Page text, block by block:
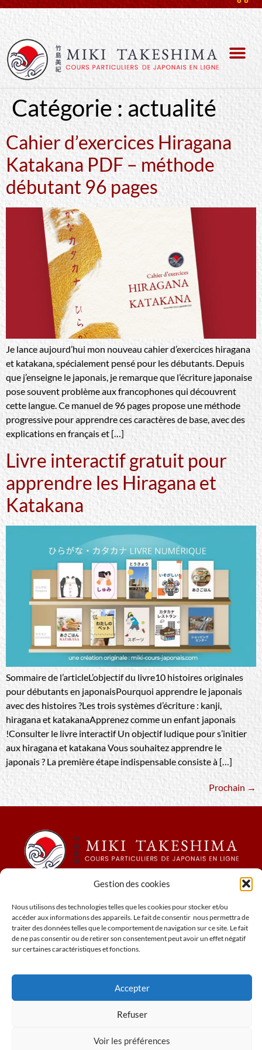
Gestion des cookies
Nous utilisons des technologies telles que les cookies pour stocker et/ou
accéder aux informations des appareils. Le fait de consentir nous permettra de
traiter des données telles que le comportement de navigation sur ce site. Le fait
de ne pas consentir ou de retirer son consentement peut avoir un effet négatif
sur certaines caractéristiques et fonctions.
Accepter
Refuser
Voir les préférences
Catégorie :actualité
Cahier d’exercices Hiragana
Katakana PDF – méthode
débutant 96 pages
Je lance aujourd’hui mon nouveau cahier d’exercices hiragana
et katakana, spécialement pensé pour les débutants. Depuis
que j’enseigne le japonais, je remarque que l’écriture japonaise
pose souvent problème aux francophones qui découvrent
cette langue. Ce manuel de 96 pages propose une méthode
progressive pour apprendre ces caractères de base, avec des
explications en français et […]
Livre interactif gratuit pour
apprendre les Hiragana et
Katakana
Sommaire de l’articleL’objectif du livre10 histoires originales
pour débutants en japonaisPourquoi apprendre le japonais
avec des histoires ?Les trois systèmes d’écriture : kanji,
hiragana et katakanaApprenez comme un enfant japonais
!Consulter le livre interactif Un objectif ludique pour s’initier
aux hiragana et katakana Vous souhaitez apprendre le
japonais ? La première étape indispensable consiste à […]
Prochain →
Conditions générales de ventes
Mentions légales
Cookies
Politique relative à confidentialité
N° de siret : 78973803600027